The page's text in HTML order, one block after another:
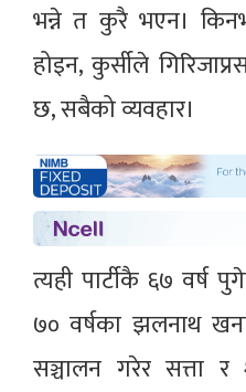
भन्ने त कुरै भएन।
होइन, कुर्सीले
छ, सबैको व्यवहार।
त्यही पार्टीकै ६७ वर्ष
७० वर्षका झलनाथ
सञ्चालन गरेर सत्ता र